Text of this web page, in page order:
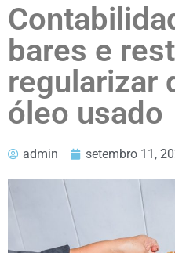
bares e
regularizar
óleo usado
admin setembro 11,